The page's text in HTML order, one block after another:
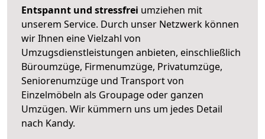
Entspannt und stressfrei umziehen mit
unserem Service. Durch unser Netzwerk können
wir Ihnen eine Vielzahl von
Umzugsdienstleistungen anbieten, einschließlich
Büroumzüge, Firmenumzüge, Privatumzüge,
Seniorenumzüge und Transport von
Einzelmöbeln als Groupage oder ganzen
Umzügen. Wir kümmern uns um jedes Detail
nach Kandy.